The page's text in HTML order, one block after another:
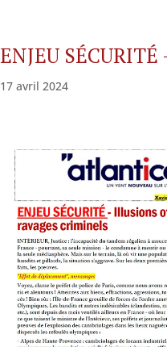
ENJEU
17 avril 2024